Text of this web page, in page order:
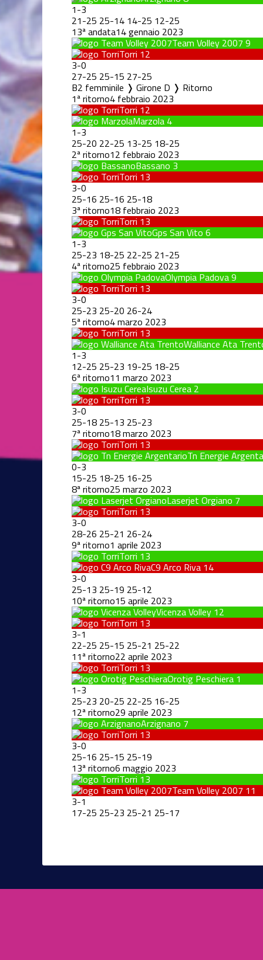
1-3
21-25 25-14 14-25 12-25
13ª andata14 gennaio 2023
Team Volley 2007 9
Torri 12
3-0
27-25 25-15 27-25
B2 femminile ❭ Girone D ❭ Ritorno
1ª ritorno4 febbraio 2023
Torri 12
Marzola 4
1-3
25-20 22-25 13-25 18-25
2ª ritorno12 febbraio 2023
Bassano 3
Torri 13
3-0
25-16 25-16 25-18
3ª ritorno18 febbraio 2023
Torri 13
Gps San Vito 6
1-3
25-23 18-25 22-25 21-25
4ª ritorno25 febbraio 2023
Olympia Padova9
Torri 13
3-0
25-23 25-20 26-24
5ª ritorno4 marzo 2023
Torri 13
Walliance Ata
1-3
12-25 25-23 19-25 18-25
6ª ritorno11 marzo 2023
Isuzu Cerea 2
Torri 13
3-0
25-18 25-13 25-23
7ª ritorno18 marzo 2023
Torri 13
Tn Energie
0-3
15-25 18-25 16-25
8ª ritorno25 marzo 2023
Laserjet Orgiano 7
Torri 13
3-0
28-26 25-21 26-24
9ª ritorno1 aprile 2023
Torri 13
C9 Arco Riva 14
3-0
25-13 25-19 25-12
10ª ritorno15 aprile 2023
Vicenza Volley 12
Torri 13
3-1
22-25 25-15 25-21 25-22
11ª ritorno22 aprile 2023
Torri 13
Orotig Peschiera 1
1-3
25-23 20-25 22-25 16-25
12ª ritorno29 aprile 2023
Arzignano 7
Torri 13
3-0
25-16 25-15 25-19
13ª ritorno6 maggio 2023
Torri 13
Team Volley 2007 11
3-1
17-25 25-23 25-21 25-17